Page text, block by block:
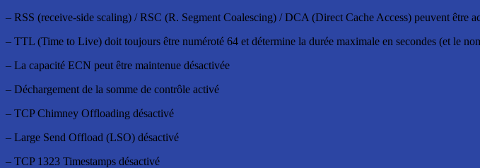
– RSS (receive-side scaling) / RSC (R. Segment Coalescing) / DCA (Direct Cache Access) peuvent être
– TTL (Time to Live) doit toujours être numéroté 64 et détermine la durée maximale en secondes (et le
– La capacité ECN peut être maintenue désactivée
– Déchargement de la somme de contrôle activé
– TCP Chimney Offloading désactivé
– Large Send Offload (LSO) désactivé
– TCP 1323 Timestamps désactivé